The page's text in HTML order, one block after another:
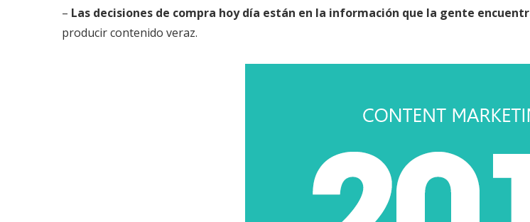
– Las decisiones de compra hoy día están en la información que la gente
producir contenido veraz.